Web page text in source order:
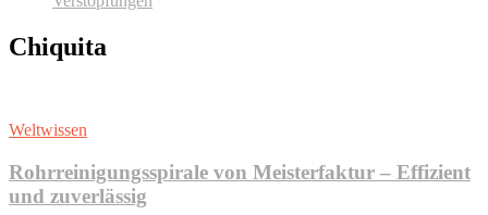
Chiquita
Weltwissen
Rohrreinigungsspirale von Meisterfaktur – Effizient
und zuverlässig